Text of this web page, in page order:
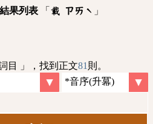
果列表 「 載 ㄗㄞˋ 」
目 」，找到正文81 則。